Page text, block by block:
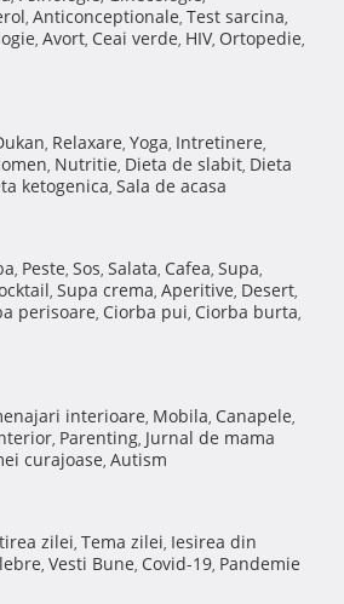
, Anticonceptionale, Test sarcina,
, Avort, Ceai verde, HIV, Ortopedie,
, Relaxare, Yoga, Intretinere,
, Nutritie, Dieta de slabit, Dieta
ketogenica, Sala de acasa
, Peste, Sos, Salata, Cafea, Supa,
, Supa crema, Aperitive, Desert,
perisoare, Ciorba pui, Ciorba burta,
interioare, Mobila, Canapele,
, Parenting, Jurnal de mama
curajoase, Autism
zilei, Tema zilei, Iesirea din
, Vesti Bune, Covid-19, Pandemie